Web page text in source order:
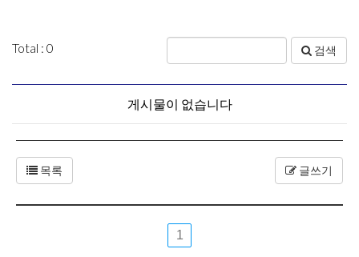
Total : 0 검색
게시물이 없습니다
목록 글쓰기
1